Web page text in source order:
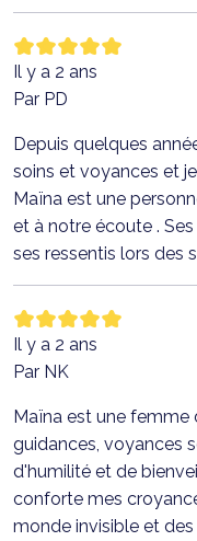
Il y a 2 ans
Par PD
Depuis quelques
soins et voyances et
Maïna est une
et à notre écoute .
ses ressentis lors des
Il y a 2 ans
Par NK
Maïna est une femme
guidances, voyances
d'humilité et de
conforte mes
monde invisible et